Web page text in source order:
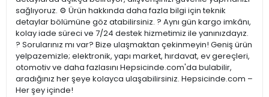
sağlıyoruz. ⚙️ Ürün hakkında daha fazla bilgi için teknik
detaylar bölümüne göz atabilirsiniz. ? Aynı gün kargo imkânı,
kolay iade süreci ve 7/24 destek hizmetimiz ile yanınızdayız.
? Sorularınız mı var? Bize ulaşmaktan çekinmeyin! Geniş ürün
yelpazemizle; elektronik, yapı market, hırdavat, ev gereçleri,
otomotiv ve daha fazlasını Hepsicinde.com'da bulabilir,
aradığınız her şeye kolayca ulaşabilirsiniz. Hepsicinde.com –
Her şey içinde!